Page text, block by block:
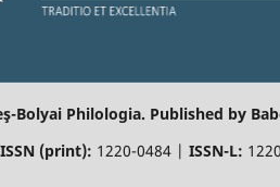
Bolyai Philologia. Published by
ISSN (print): 1220-0484 | ISSN-L: